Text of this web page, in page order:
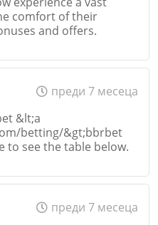
Откажи
comfort of their
and offers.
преди 7 месеца
&lt;a
betting/&gt;bbrbet
to see the table below.
преди 7 месеца